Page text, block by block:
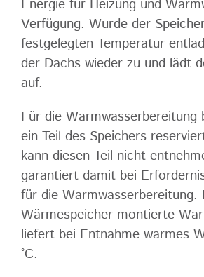
Energie für Heizung und
Verfügung. Wurde der
festgelegten Temperatur
der Dachs wieder zu und lädt
auf.
Für die Warmwasserbereitung
ein Teil des Speichers
kann diesen Teil nicht
garantiert damit bei
für die Warmwasserbereitung.
Wärmespeicher montierte
liefert bei Entnahme warmes
°C.